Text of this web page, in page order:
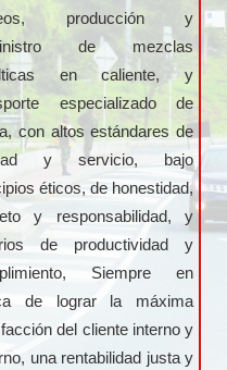
producción y
de mezclas
en caliente, y
especializado de
con altos estándares de
y servicio, bajo
éticos, de honestidad,
y responsabilidad, y
de productividad y
Siempre en
de lograr la máxima
del cliente interno y
una rentabilidad justa y